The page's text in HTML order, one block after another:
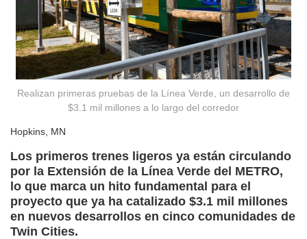
Realizan primeras pruebas de la Línea Verde, un desarrollo de
$3.1 mil millones a lo largo del corredor
Hopkins, MN
Los primeros trenes ligeros ya están circulando
por la Extensión de la Línea Verde del METRO,
lo que marca un hito fundamental para el
proyecto que ya ha catalizado $3.1 mil millones
en nuevos desarrollos en cinco comunidades de
Twin Cities.